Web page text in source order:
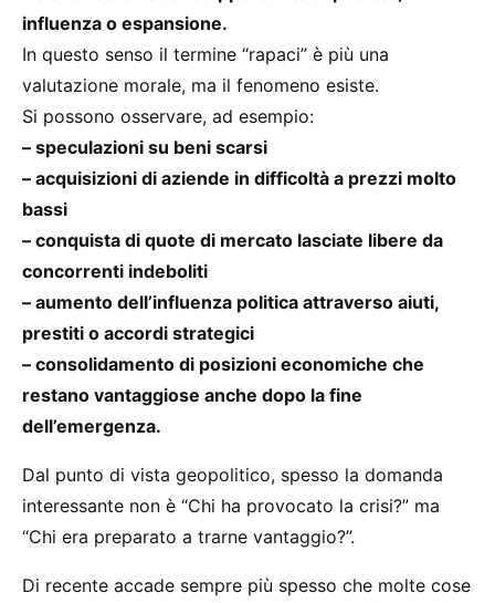
influenza o espansione.
In questo senso il termine “rapaci” è più una
valutazione morale, ma il fenomeno esiste.
Si possono osservare, ad esempio:
– speculazioni su beni scarsi
– acquisizioni di aziende in difficoltà a prezzi molto
bassi
– conquista di quote di mercato lasciate libere da
concorrenti indeboliti
– aumento dell’influenza politica attraverso aiuti,
prestiti o accordi strategici
– consolidamento di posizioni economiche che
restano vantaggiose anche dopo la fine
dell’emergenza.
Dal punto di vista geopolitico, spesso la domanda
interessante non è “Chi ha provocato la crisi?” ma
“Chi era preparato a trarne vantaggio?”.
Di recente accade sempre più spesso che molte cose